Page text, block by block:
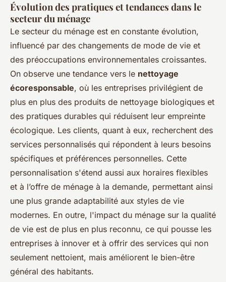
Évolution des pratiques et tendances dans le
secteur du ménage
Le secteur du ménage est en constante évolution,
influencé par des changements de mode de vie et
des préoccupations environnementales croissantes.
On observe une tendance vers le nettoyage
écoresponsable, où les entreprises privilégient de
plus en plus des produits de nettoyage biologiques et
des pratiques durables qui réduisent leur empreinte
écologique. Les clients, quant à eux, recherchent des
services personnalisés qui répondent à leurs besoins
spécifiques et préférences personnelles. Cette
personnalisation s'étend aussi aux horaires flexibles
et à l’offre de ménage à la demande, permettant ainsi
une plus grande adaptabilité aux styles de vie
modernes. En outre, l'impact du ménage sur la qualité
de vie est de plus en plus reconnu, ce qui pousse les
entreprises à innover et à offrir des services qui non
seulement nettoient, mais améliorent le bien-être
général des habitants.